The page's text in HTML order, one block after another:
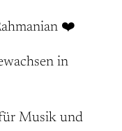
❤️
in
Musik und